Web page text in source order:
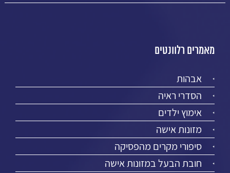
מאמרים רלוונטים
אבהות
הסדרי ראיה
אימוץ ילדים
מזונות אישה
סיפורי מקרים מהפסיקה
חובת הבעל במזונות אישה